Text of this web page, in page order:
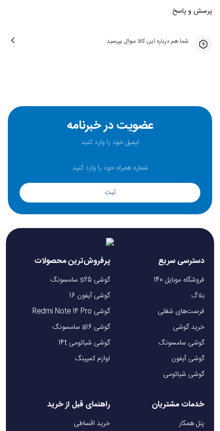
پرسش و پاسخ
شما هم درباره این کالا سوال بپرسید
عضویت در خبرنامه
ثبت
دسترسی سریع
فروشگاه موبایل 140
بلاگ
فرصت‌های شغلی
خرید گوشی
گوشی سامسونگ
گوشی آیفون
گوشی شیائومی
پرفروش‌ترین محصولات
گوشی s25 سامسونگ
گوشی آیفون 16
گوشی Redmi Note 14 Pro
گوشی a16 سامسونگ
گوشی شیائومی 14t
لوازم کمپینگ
خدمات مشتریان
پنل همکار
راهنمای قبل از خرید
خرید اقساطی